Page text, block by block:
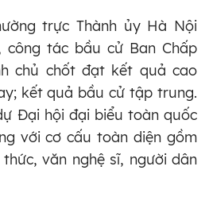
trực Thành ủy Hà Nội
công tác bầu cử Ban Chấp
chủ chốt đạt kết quả cao
kết quả bầu cử tập trung.
Đại hội đại biểu toàn quốc
với cơ cấu toàn diện gồm
văn nghệ sĩ, người dân